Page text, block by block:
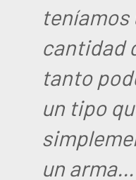
teníamos
cantidad
tanto
un tipo
un